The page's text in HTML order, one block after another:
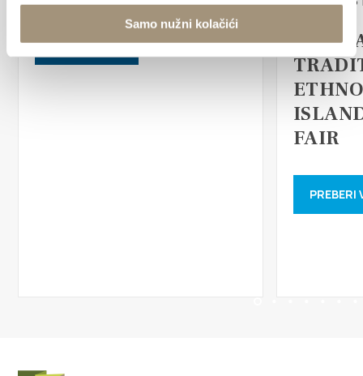
Samo nužni kolačići
PREBERI VEČ
17th
FAIR
PREBERI